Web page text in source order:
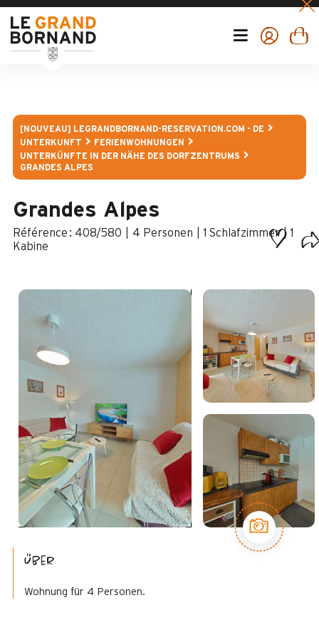
[NOUVEAU] LEGRANDBORNAND-RESERVATION.COM - DE
UNTERKUNFT
FERIENWOHNUNGEN
UNTERKÜNFTE IN DER NÄHE DES DORFZENTRUMS
GRANDES ALPES
Grandes Alpes
: 408/580 4 Personen 1 Schlafzimmer
1
Kabine
Über
Wohnung für 4 Personen.